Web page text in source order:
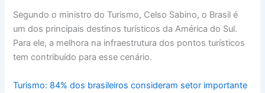
Segundo o ministro do Turismo, Celso Sabino, o Brasil é
um dos principais destinos turísticos da América do Sul.
Para ele, a melhora na infraestrutura dos pontos turísticos
tem contribuído para esse cenário.
Turismo: 84% dos brasileiros consideram setor importante